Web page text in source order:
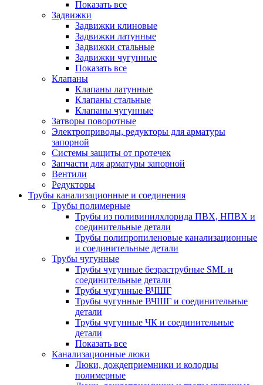
Показать все
Задвижки
Задвижки клиновые
Задвижки латунные
Задвижки стальные
Задвижки чугунные
Показать все
Клапаны
Клапаны латунные
Клапаны стальные
Клапаны чугунные
Затворы поворотные
Электроприводы, редукторы для арматуры
запорной
Системы защиты от протечек
Запчасти для арматуры запорной
Вентили
Редукторы
Трубы канализационные и соединения
Трубы полимерные
Трубы из поливинилхлорида ПВХ, НПВХ и
соединительные детали
Трубы полипропиленовые канализационные
и соединительные детали
Трубы чугунные
Трубы чугунные безраструбные SML и
соединительные детали
Трубы чугунные ВЧШГ
Трубы чугунные ВЧШГ и соединительные
детали
Трубы чугунные ЧК и соединительные
детали
Показать все
Канализационные люки
Люки, дождеприемники и колодцы
полимерные